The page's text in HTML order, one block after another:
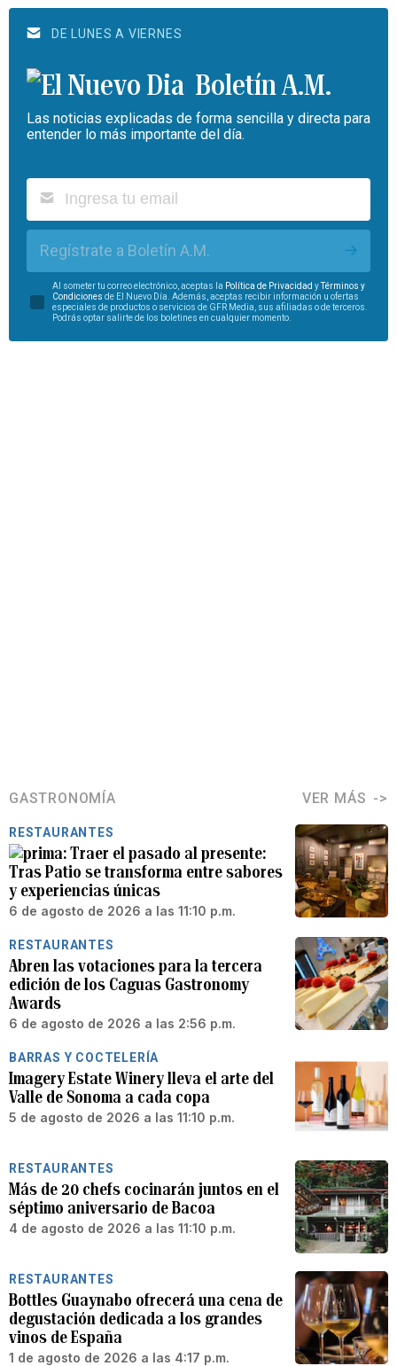
DE LUNES A VIERNES
Boletín A.M.
Las noticias explicadas de forma sencilla y directa para
entender lo más importante del día.
Regístrate a Boletín A.M.
Al someter tu correo electrónico, aceptas la Política de Privacidad yTérminos y
Condiciones de El Nuevo Día. Además, aceptas recibir información u ofertas
especiales de productos o servicios de GFR Media, sus afiliadas o de terceros.
Podrás optar salirte de los boletines en cualquier momento.
GASTRONOMÍA VER MÁS
RESTAURANTES
Traer el pasado al presente:
Tras Patio se transforma entre sabores
y experiencias únicas
6 de agosto de 2026 a las 11:10 p.m.
RESTAURANTES
Abren las votaciones para la tercera
edición de los Caguas Gastronomy
Awards
6 de agosto de 2026 a las 2:56 p.m.
BARRAS Y COCTELERÍA
Imagery Estate Winery lleva el arte del
Valle de Sonoma a cada copa
5 de agosto de 2026 a las 11:10 p.m.
RESTAURANTES
Más de 20 chefs cocinarán juntos en el
séptimo aniversario de Bacoa
4 de agosto de 2026 a las 11:10 p.m.
RESTAURANTES
Bottles Guaynabo ofrecerá una cena de
degustación dedicada a los grandes
vinos de España
1 de agosto de 2026 a las 4:17 p.m.